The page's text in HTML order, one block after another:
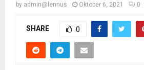
by admin@lennus Oktober 6, 2021 0
SHARE 0